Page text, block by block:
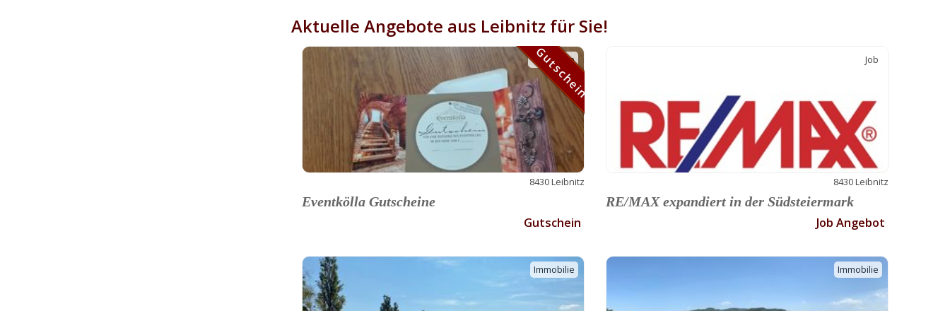
Aktuelle Angebote aus Leibnitz für Sie!
Gutschein
8430 Leibnitz
Eventkölla Gutscheine
Gutschein
Gutschein
Job
8430 Leibnitz
RE/MAX expandiert in der Südsteiermark
Job Angebot
Immobilie Immobilie